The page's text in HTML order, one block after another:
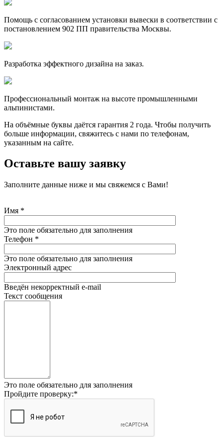
Помощь с согласованием установки вывески в соответствии с
постановлением 902 ПП правительства Москвы.
Разработка эффектного дизайна на заказ.
Профессиональный монтаж на высоте промышленными
альпинистами.
На объёмные буквы даётся гарантия 2 года. Чтобы получить
больше информации, свяжитесь с нами по телефонам,
указанным на сайте.
Оставьте вашу заявку
Заполните данные ниже и мы свяжемся с Вами!
Имя *
Это поле обязательно для заполнения
Телефон *
Это поле обязательно для заполнения
Электронный адрес
Введён некорректный e-mail
Текст сообщения
Это поле обязательно для заполнения
Пройдите проверку:*